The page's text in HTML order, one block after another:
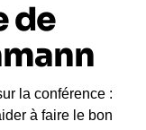
de
la conférence :
à faire le bon